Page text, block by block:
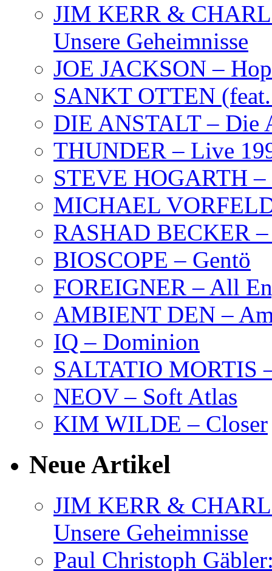
JIM KERR &
Unsere Geheimnisse
JOE JACKSON –
SANKT OTTEN
DIE ANSTALT – Die
THUNDER – Live
STEVE HOGARTH –
MICHAEL
RASHAD BECKER
BIOSCOPE – Gentö
FOREIGNER – All
AMBIENT DEN –
IQ – Dominion
SALTATIO MORTIS
NEOV – Soft Atlas
KIM WILDE – Closer
Neue Artikel
JIM KERR &
Unsere Geheimnisse
Paul Christoph